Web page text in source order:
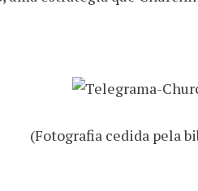
(Fotografia cedida pela